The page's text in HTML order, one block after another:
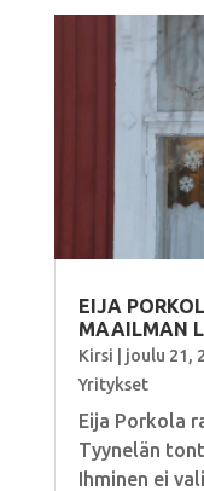
EIJA
MAAILMAN
Kirsi joulu 21,
Yritykset
Eija Porkola
Tyynelän
Ihminen ei